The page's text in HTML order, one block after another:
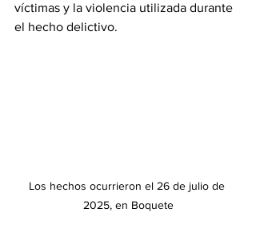
víctimas y la violencia utilizada durante
el hecho delictivo.
Los hechos ocurrieron el 26 de julio de
2025, en Boquete